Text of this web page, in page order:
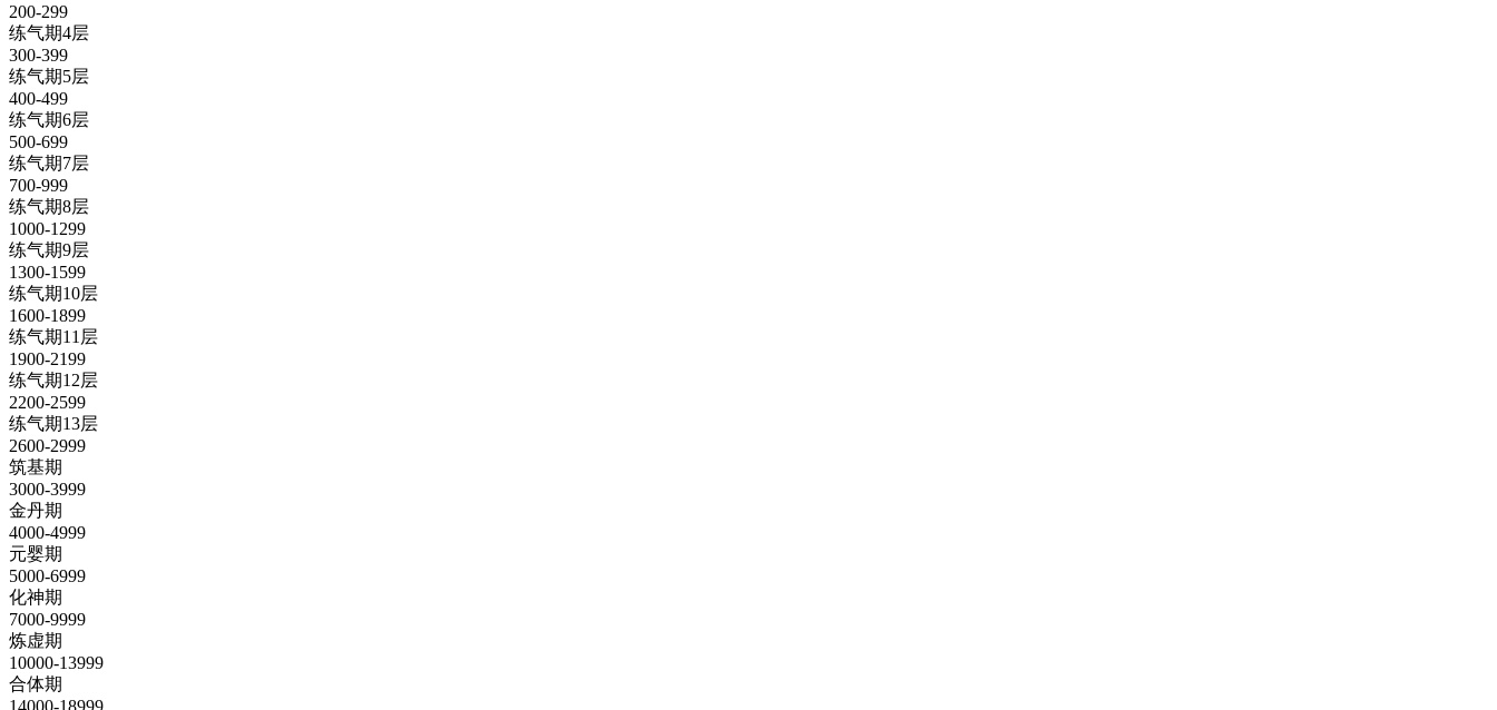
200-299
练气期4层
300-399
练气期5层
400-499
练气期6层
500-699
练气期7层
700-999
练气期8层
1000-1299
练气期9层
1300-1599
练气期10层
1600-1899
练气期11层
1900-2199
练气期12层
2200-2599
练气期13层
2600-2999
筑基期
3000-3999
金丹期
4000-4999
元婴期
5000-6999
化神期
7000-9999
炼虚期
10000-13999
合体期
14000-18999